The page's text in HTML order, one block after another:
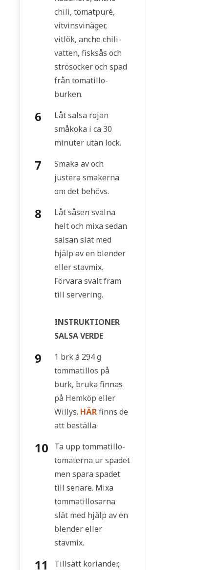
chili, tomatpuré,
vitvinsvinäger,
vitlök, ancho chili-
vatten, fisksås och
strösocker och spad
från tomatillo-
burken.
Låt salsa rojan
småkoka i ca 30
minuter utan lock.
Smaka av och
justera smakerna
om det behövs.
Låt såsen svalna
helt och mixa sedan
salsan slät med
hjälp av en blender
eller stavmix.
Förvara svalt fram
till servering.
INSTRUKTIONER
SALSA VERDE
1 brk á 294 g
tommatillos på
burk, bruka finnas
på Hemköp eller
Willys. HÄRfinns de
att beställa.
Ta upp tommatillo-
tomaterna ur spadet
men spara spadet
till senare. Mixa
tommatillosarna
slät med hjälp av en
blender eller
stavmix.
Tillsätt koriander,